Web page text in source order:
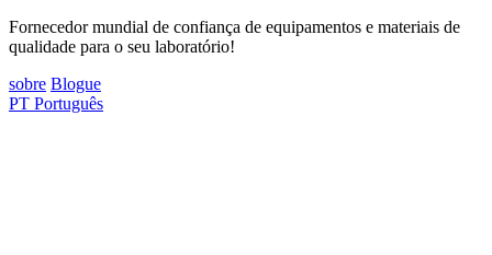
Fornecedor mundial de confiança de equipamentos e materiais de
qualidade para o seu laboratório!
sobre Blogue
PT Português